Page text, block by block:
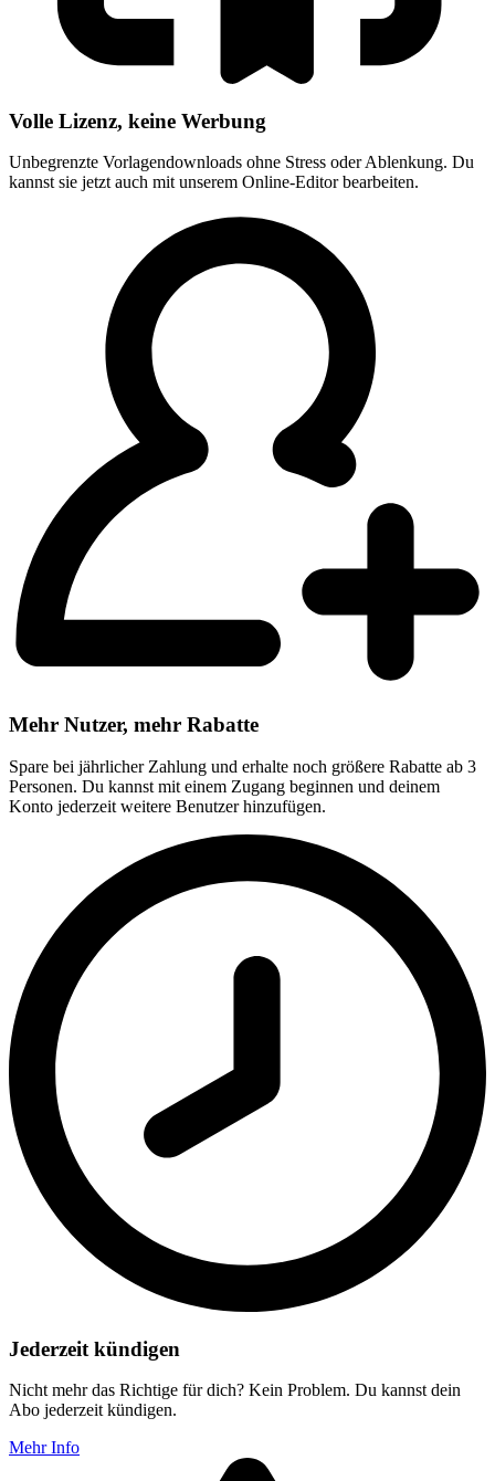
Volle Lizenz, keine Werbung
Unbegrenzte Vorlagendownloads ohne Stress oder Ablenkung. Du
kannst sie jetzt auch mit unserem Online-Editor bearbeiten.
Mehr Nutzer, mehr Rabatte
Spare bei jährlicher Zahlung und erhalte noch größere Rabatte ab 3
Personen. Du kannst mit einem Zugang beginnen und deinem
Konto jederzeit weitere Benutzer hinzufügen.
Jederzeit kündigen
Nicht mehr das Richtige für dich? Kein Problem. Du kannst dein
Abo jederzeit kündigen.
Mehr Info